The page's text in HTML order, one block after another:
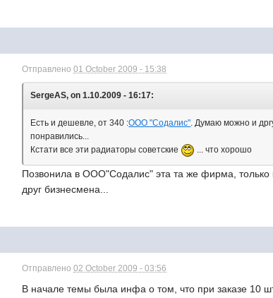
Отправлено01 October 2009 - 15:38
SergeAS, on 1.10.2009 - 16:17:
Есть и дешевле, от 340 :ООО "Содалис". Думаю можно и
понравились...
Кстати все эти радиаторы советские
... что хорошо
Позвонила в ООО"Содалис" эта та же фирма, только
друг бизнесмена...
Отправлено02 October 2009 - 03:56
В начале темы была инфа о том, что при заказе 10